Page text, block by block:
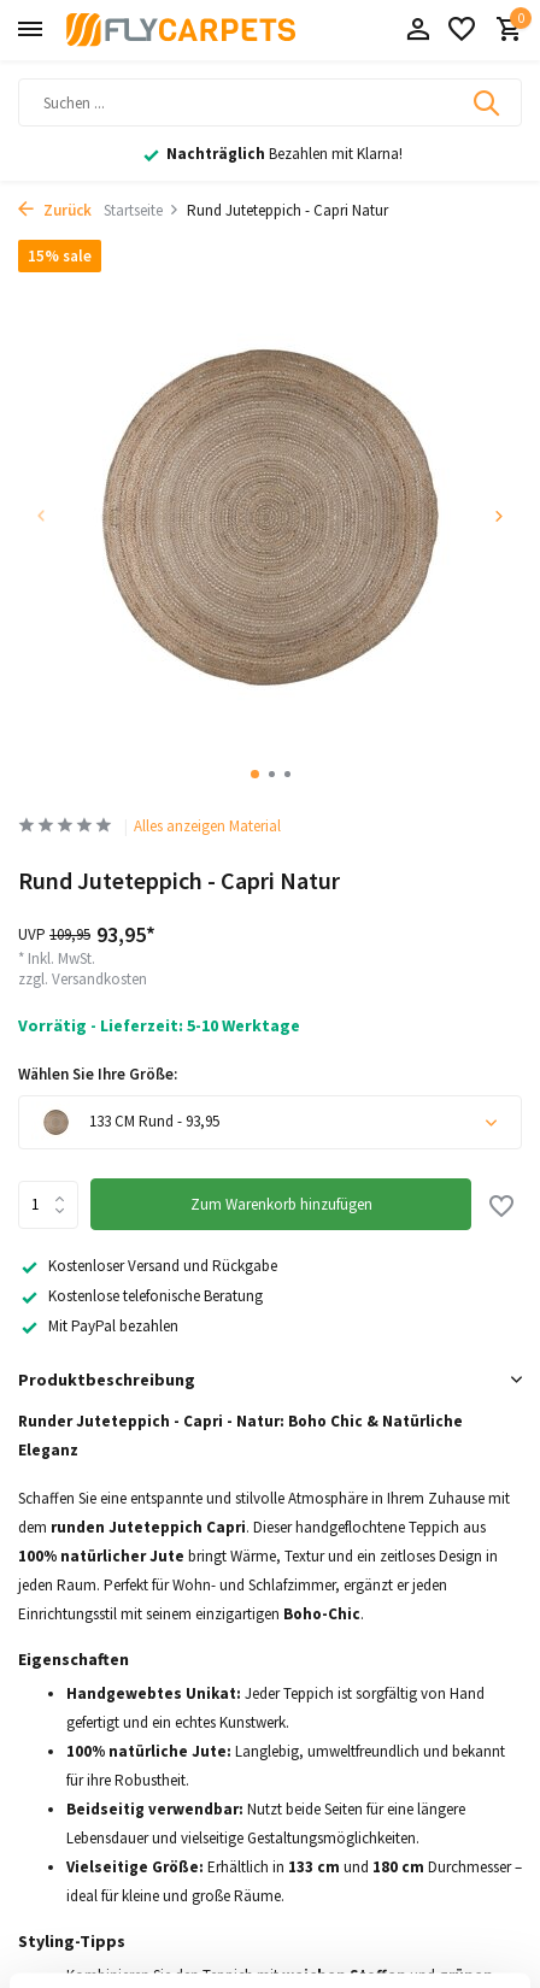
0
Nachträglich Bezahlen mit Klarna!
Zurück Startseite Rund Juteteppich - Capri Natur
15% sale
Alles anzeigen Material
Rund Juteteppich - Capri Natur
UVP 109,95 93,95*
* Inkl. MwSt.
zzgl. Versandkosten
Vorrätig - Lieferzeit: 5-10 Werktage
Wählen Sie Ihre Größe:
133 CM Rund - 93,95
Zum Warenkorb hinzufügen
Kostenloser Versand und Rückgabe
Kostenlose telefonische Beratung
Mit PayPal bezahlen
Produktbeschreibung
Runder Juteteppich - Capri - Natur: Boho Chic & Natürliche
Eleganz
Schaffen Sie eine entspannte und stilvolle Atmosphäre in Ihrem Zuhause mit
dem runden Juteteppich Capri. Dieser handgeflochtene Teppich aus
100% natürlicher Jute bringt Wärme, Textur und ein zeitloses Design in
jeden Raum. Perfekt für Wohn- und Schlafzimmer, ergänzt er jeden
Einrichtungsstil mit seinem einzigartigen Boho-Chic.
Eigenschaften
Handgewebtes Unikat: Jeder Teppich ist sorgfältig von Hand
gefertigt und ein echtes Kunstwerk.
100% natürliche Jute: Langlebig, umweltfreundlich und bekannt
für ihre Robustheit.
Beidseitig verwendbar: Nutzt beide Seiten für eine längere
Lebensdauer und vielseitige Gestaltungsmöglichkeiten.
Vielseitige Größe: Erhältlich in 133 cm und 180 cm Durchmesser –
ideal für kleine und große Räume.
Styling-Tipps
Kombinieren Sie den Teppich mitweichen Stoffen und grünen